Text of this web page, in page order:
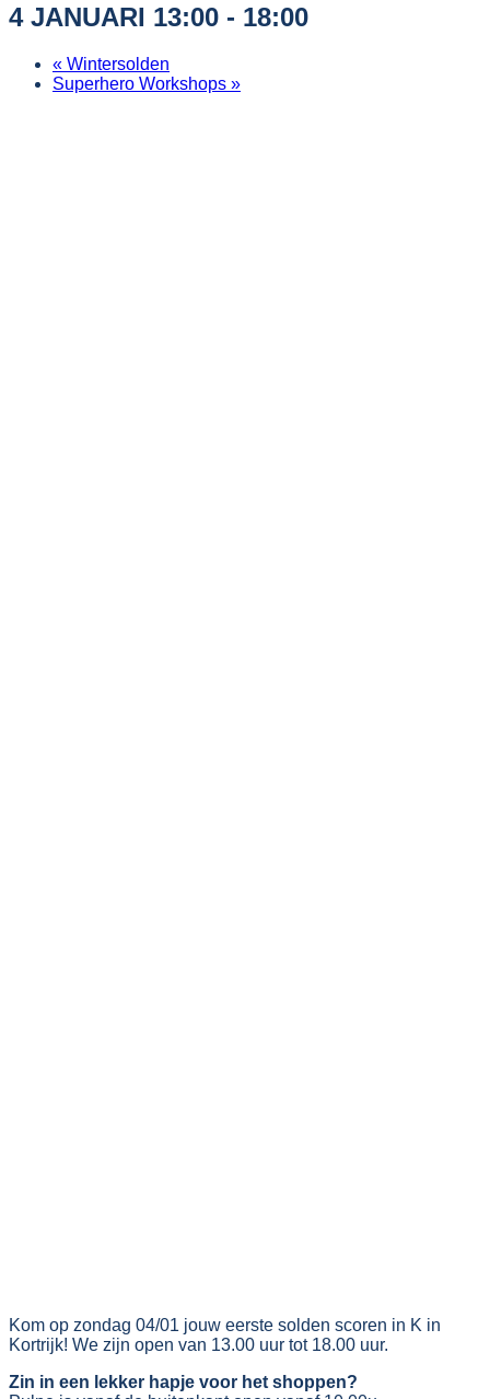
4 JANUARI 13:00 - 18:00
« Wintersolden
Superhero Workshops »
Kom op zondag 04/01 jouw eerste solden scoren in K in
Kortrijk! We zijn open van 13.00 uur tot 18.00 uur.
Zin in een lekker hapje voor het shoppen?